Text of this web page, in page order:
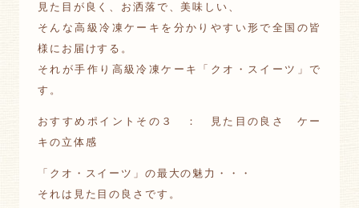
見た目が良く、お洒落で、美味しい、
そんな高級冷凍ケーキを分かりやすい形で全国の皆
様にお届けする。
それが手作り高級冷凍ケーキ「クオ・スイーツ」で
す。
おすすめポイントその３ ： 見た目の良さ ケー
キの立体感
「クオ・スイーツ」の最大の魅力・・・
それは見た目の良さです。